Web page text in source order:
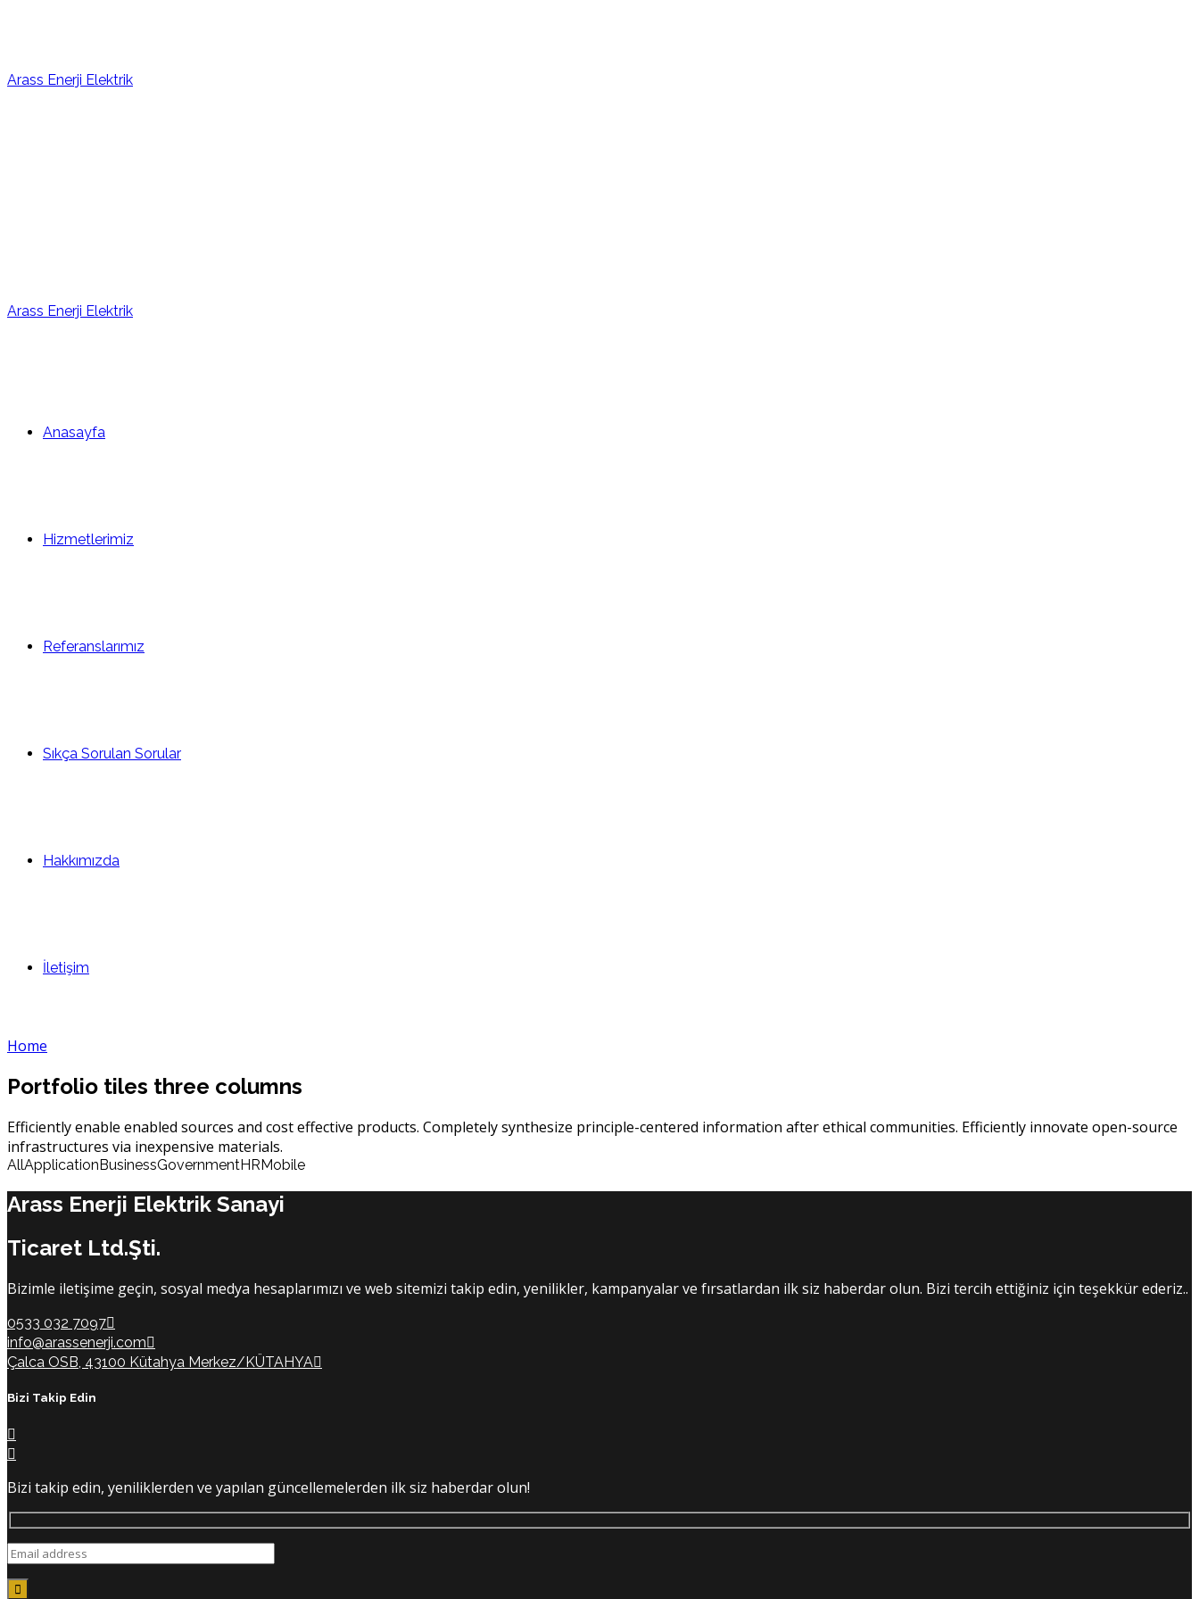
Arass Enerji Elektrik
Arass Enerji Elektrik
Anasayfa
Hizmetlerimiz
Referanslarımız
Sıkça Sorulan Sorular
Hakkımızda
İletişim
Home
Portfolio tiles three columns
Efficiently enable enabled sources and cost effective products. Completely synthesize principle-centered information after ethical communities. Efficiently innovate open-source
infrastructures via inexpensive materials.
AllApplicationBusinessGovernmentHRMobile
Arass Enerji Elektrik Sanayi
Ticaret Ltd.Şti.
Bizimle iletişime geçin, sosyal medya hesaplarımızı ve web sitemizi takip edin, yenilikler, kampanyalar ve fırsatlardan ilk siz haberdar olun. Bizi tercih ettiğiniz için teşekkür ederiz..
0533 032 7097
info@arassenerji.com
Çalca OSB, 43100 Kütahya Merkez/KÜTAHYA
Bizi Takip Edin
Bizi takip edin, yeniliklerden ve yapılan güncellemelerden ilk siz haberdar olun!